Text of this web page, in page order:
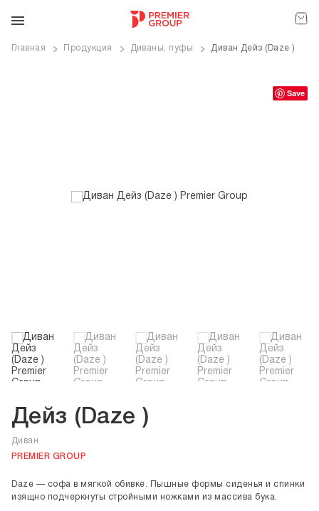
Главная Продукция Диваны, пуфы Диван Дейз (Daze )
Save
Дейз (Daze )
Диван
PREMIER GROUP
Daze — софа в мягкой обивке. Пышные формы сиденья и спинки
изящно подчеркнуты стройными ножками из массива бука.